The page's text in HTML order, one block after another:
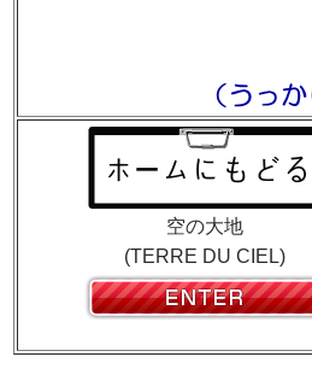
空の大地
(TERRE DU CIEL)